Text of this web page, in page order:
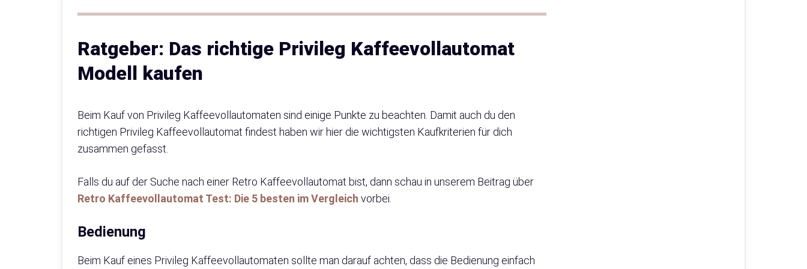
Ratgeber: Das richtige Privileg Kaffeevollautomat
Modell kaufen
Beim Kauf von Privileg Kaffeevollautomaten sind einige Punkte zu beachten. Damit auch du den
richtigen Privileg Kaffeevollautomat findest haben wir hier die wichtigsten Kaufkriterien für dich
zusammen gefasst.
Falls du auf der Suche nach einer Retro Kaffeevollautomat bist, dann schau in unserem Beitrag über
Retro Kaffeevollautomat Test: Die 5 besten im Vergleich vorbei.
Bedienung
Beim Kauf eines Privileg Kaffeevollautomaten sollte man darauf achten, dass die Bedienung einfach